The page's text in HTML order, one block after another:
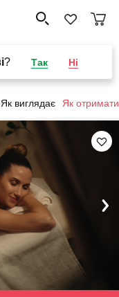
? Так Ні
Як виглядає Як отримати